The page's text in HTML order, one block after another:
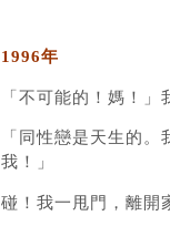
1996年
「不可能的！媽！」
「同性戀是天生的
我！」
碰！我一甩門，離開